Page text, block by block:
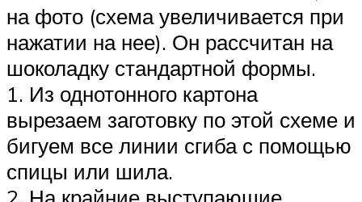
на фото (схема увеличивается при
нажатии на нее). Он рассчитан на
шоколадку стандартной формы.
1. Из однотонного картона
вырезаем заготовку по этой схеме и
бигуем все линии сгиба с помощью
спицы или шила.